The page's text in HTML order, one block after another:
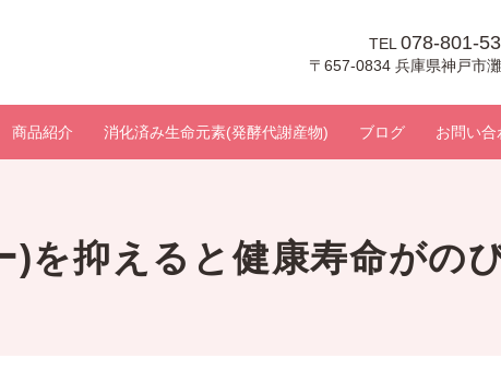
TEL 078-801-
〒657-0834 兵庫県神戸市
商品紹介 消化済み生命元素(発酵代謝産物) ブログ お問い合
を抑えると健康寿命がのび